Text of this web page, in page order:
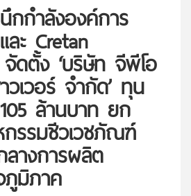
กกำลังองค์การ
ละ Cretan
จัดตั้ง ‘บริษัท จีพีโอ
วเวอร์ จำกัด’ ทุน
ล้านบาท ยก
รรมชีวเวชภัณฑ์
างการผลิต
ภูมิภาค